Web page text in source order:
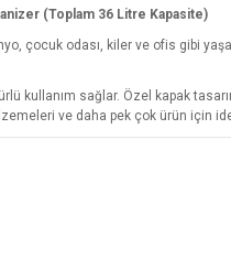
(Toplam 36 Litre Kapasite)
çocuk odası, kiler ve ofis gibi
kullanım sağlar. Özel kapak
ve daha pek çok ürün için